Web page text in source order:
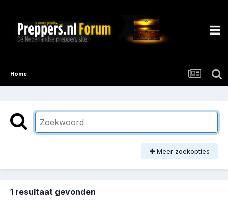
Home
Meer zoekopties
1 resultaat gevonden